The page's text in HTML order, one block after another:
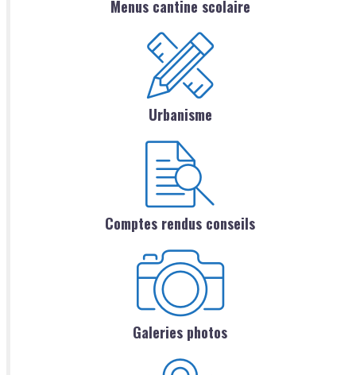
Menus cantine scolaire
Urbanisme
Comptes rendus conseils
Galeries photos